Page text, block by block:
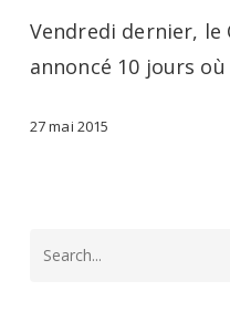
et
10
Vendredi dernier, le
annoncé 10 jours
27 mai 2015